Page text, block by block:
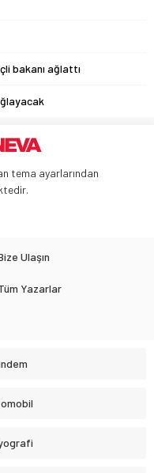
bakanı ağlattı
tema ayarlarından
Ulaşın
Yazarlar